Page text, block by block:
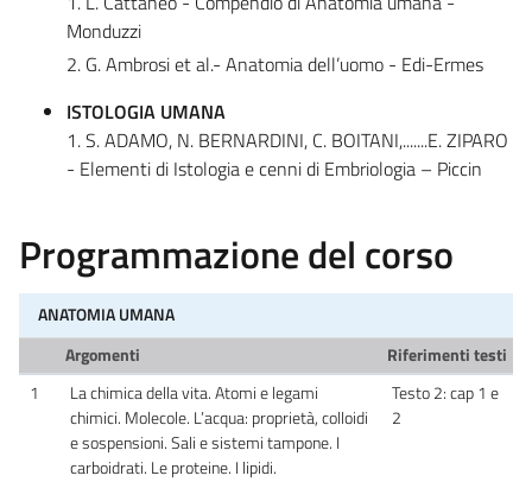
Monduzzi
2. G. Ambrosi et al.- Anatomia dell’uomo - Edi-Ermes
ISTOLOGIA UMANA
1. S. ADAMO, N. BERNARDINI, C. BOITANI,.......E. ZIPARO
- Elementi di Istologia e cenni di Embriologia – Piccin
Programmazione del corso
ANATOMIA UMANA
Argomenti
Riferimenti testi
1
La chimica della vita. Atomi e legami
chimici. Molecole. L’acqua: proprietà, colloidi
e sospensioni. Sali e sistemi tampone. I
carboidrati. Le proteine. I lipidi.
Testo 2: cap 1 e
2